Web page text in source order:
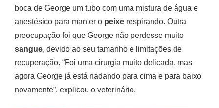
boca de George um tubo com uma mistura de água e
anestésico para manter o peixe respirando. Outra
preocupação foi que George não perdesse muito
sangue, devido ao seu tamanho e limitações de
recuperação. “Foi uma cirurgia muito delicada, mas
agora George já está nadando para cima e para baixo
novamente”, explicou o veterinário.